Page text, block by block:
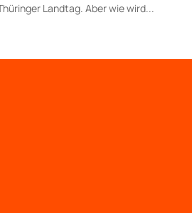
Landtag. Aber wie wird...